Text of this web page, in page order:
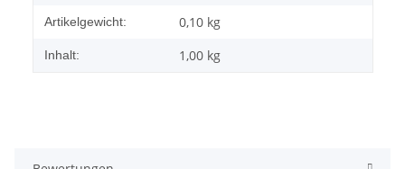
Artikelgewicht: 0,10 kg
Inhalt: 1,00 kg